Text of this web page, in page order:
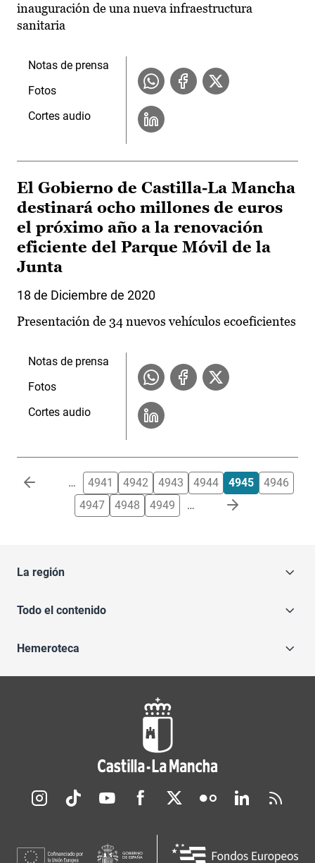
inauguración de una nueva infraestructura
sanitaria
Notas de prensa
Fotos
Cortes audio
El Gobierno de Castilla-La Mancha
destinará ocho millones de euros
el próximo año a la renovación
eficiente del Parque Móvil de la
Junta
18 de Diciembre de 2020
Presentación de 34 nuevos vehículos ecoeficientes
Notas de prensa
Fotos
Cortes audio
Paginación … 4941 4942 4943 4944 4945
4946
4947
4948 4949 …
La región
Todo el contenido
Hemeroteca
Redes sociales JCCM